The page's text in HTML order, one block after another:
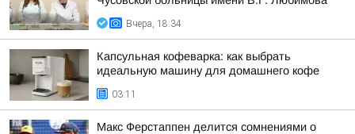
Вчера, 18:34
Капсульная кофеварка: как выбрать
идеальную машину для домашнего кофе
03:11
Макс Ферстаппен делится сомнениями о